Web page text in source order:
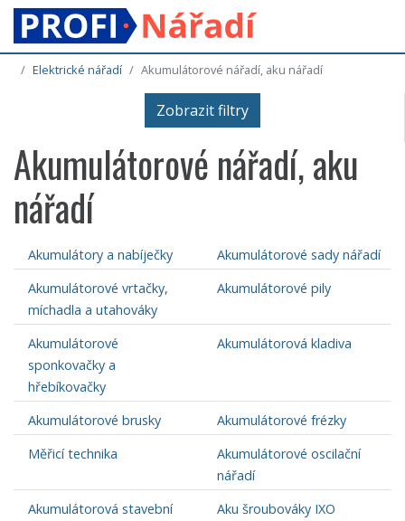
Elektrické nářadí Akumulátorové nářadí, aku nářadí
Zobrazit filtry
Akumulátorové nářadí, aku
nářadí
Akumulátory a nabíječky
Akumulátorové sady nářadí
Akumulátorové vrtačky,
míchadla a utahováky
Akumulátorové pily
Akumulátorové
sponkovačky a
hřebíkovačky
Akumulátorová kladiva
Akumulátorové brusky
Akumulátorové frézky
Měřicí technika
Akumulátorové oscilační
nářadí
Akumulátorová stavební
Aku šroubováky IXO